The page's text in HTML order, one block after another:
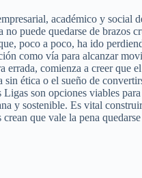
académico y social
puede quedarse de brazos
poco a poco, ha ido
como vía para alcanzar
errada, comienza a creer que el
ética o el sueño de
Ligas son opciones viables para
y sostenible. Es vital
que vale la pena